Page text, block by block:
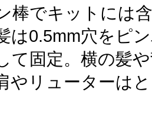
棒でキットには
は0.5mm穴をピ
て固定。横の髪
やリューターは